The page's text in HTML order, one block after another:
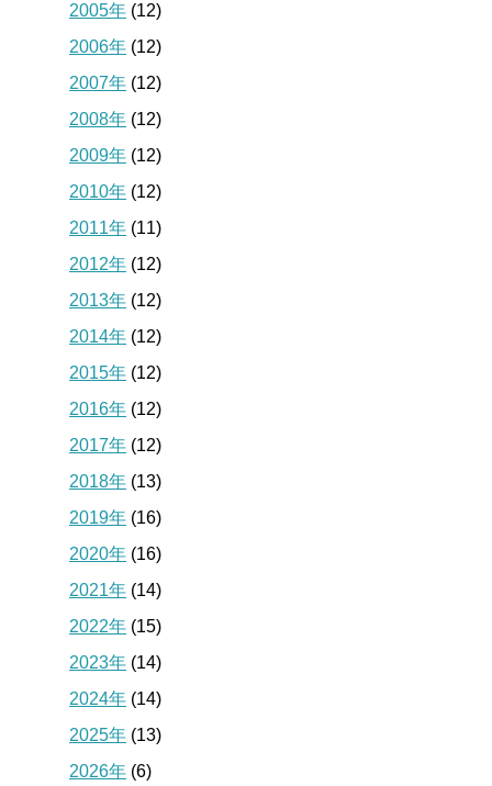
2005年 (12)
2006年 (12)
2007年 (12)
2008年 (12)
2009年 (12)
2010年 (12)
2011年 (11)
2012年 (12)
2013年 (12)
2014年 (12)
2015年 (12)
2016年 (12)
2017年 (12)
2018年 (13)
2019年 (16)
2020年 (16)
2021年 (14)
2022年 (15)
2023年 (14)
2024年 (14)
2025年 (13)
2026年 (6)